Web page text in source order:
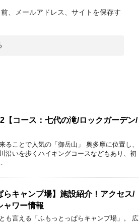
、メールアドレス、サイトを保存す
【コース：七代の滝/ロックガーデン/
ことで人気の「御岳山」 奥多摩に位置し、
沿いを歩くハイキングコースなどもあり、初
キャンプ場】施設紹介！アクセス/
ャワー情報
も言える「ふもっとっぱらキャンプ場」。 広